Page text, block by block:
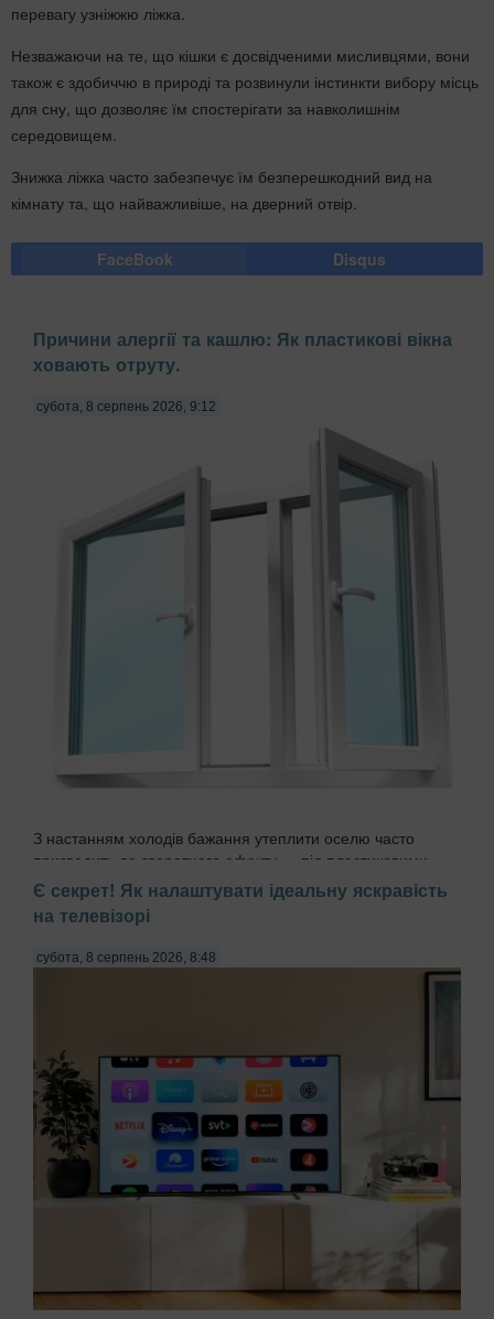
перевагу узніжжю ліжка.
Незважаючи на те, що кішки є досвідченими мисливцями, вони
також є здобиччю в природі та розвинули інстинкти вибору місць
для сну, що дозволяє їм спостерігати за навколишнім
середовищем.
Знижка ліжка часто забезпечує їм безперешкодний вид на
кімнату та, що найважливіше, на дверний отвір.
FaceBook Disqus
Причини алергії та кашлю: Як пластикові вікна
ховають отруту.
субота, 8 серпень 2026, 9:12
З настанням холодів бажання утеплити оселю часто
призводить до зворотного ефекту — під пластиковими
підвіконнями починає розвиватися чорна пліснява
(Aspergillus niger). Причиною стає порушення
герметичності монтажного шва та виникнення «містків
холоду»...
Є секрет! Як налаштувати ідеальну яскравість
на телевізорі
субота, 8 серпень 2026, 8:48